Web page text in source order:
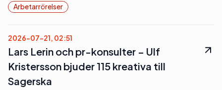
Arbetarrörelser
2026-07-21, 02:51
Lars Lerin och pr-konsulter – Ulf
Kristersson bjuder 115 kreativa till
Sagerska